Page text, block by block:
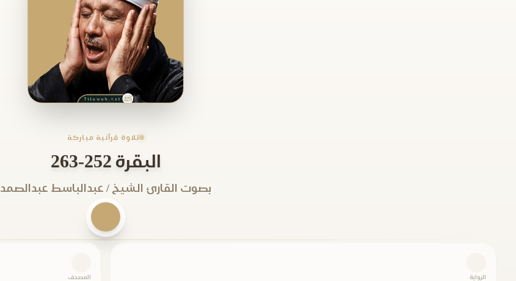
تلاوة قرآنية مباركة
البقرة 252-263
بصوت القارئ الشيخ / عبدالباسط عبدالصمد
الرواية المصحف